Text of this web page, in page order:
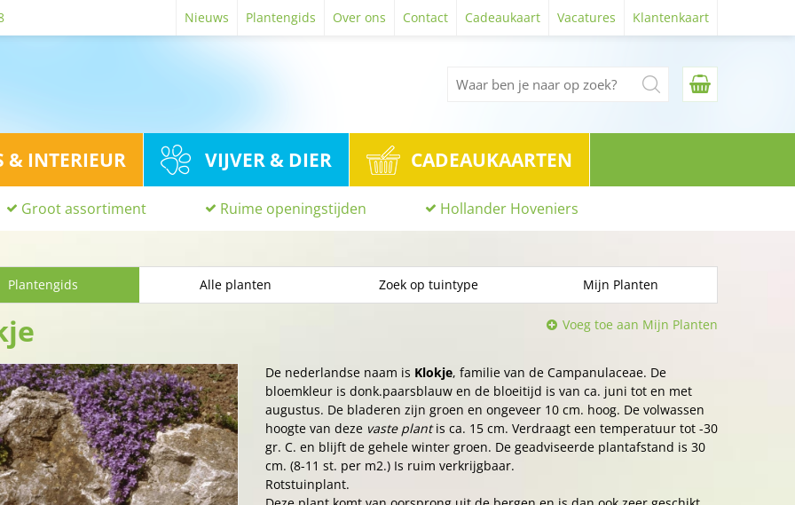
Nieuws Plantengids Over ons Contact Cadeaukaart Vacatures Klantenkaart
& INTERIEUR VIJVER & DIER CADEAUKAARTEN
Groot assortiment Ruime openingstijden Hollander Hoveniers
Plantengids Alle planten Zoek op tuintype Mijn Planten
Voeg toe aan Mijn Planten
De nederlandse naam is Klokje, familie van de Campanulaceae. De
bloemkleur is donk.paarsblauw en de bloeitijd is van ca. juni tot en met
augustus. De bladeren zijn groen en ongeveer 10 cm. hoog. De volwassen
hoogte van deze vaste plantis ca. 15 cm. Verdraagt een temperatuur tot -30
gr. C. en blijft de gehele winter groen. De geadviseerde plantafstand is 30
cm. (8-11 st. per m2.) Is ruim verkrijgbaar.
Rotstuinplant.